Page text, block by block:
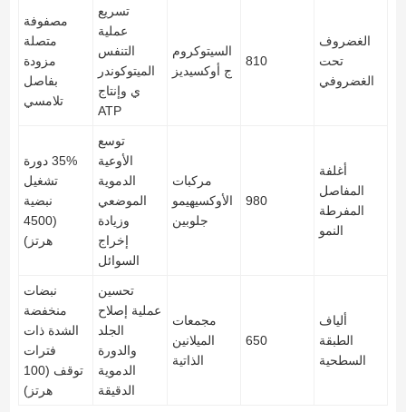
الغضروف
تحت
الغضروفي
810
السيتوكروم
ج أوكسيديز
تسريع
عملية
التنفس
الميتوكوندر
ي وإنتاج
ATP
مصفوفة
متصلة
مزودة
بفاصل
تلامسي
أغلفة
المفاصل
المفرطة
النمو
980
مركبات
الأوكسيهيمو
جلوبين
توسع
الأوعية
الدموية
الموضعي
وزيادة
إخراج
السوائل
35% دورة
تشغيل
نبضية
(4500
هرتز)
ألياف
الطبقة
السطحية
650
مجمعات
الميلانين
الذاتية
تحسين
عملية إصلاح
الجلد
والدورة
الدموية
الدقيقة
نبضات
منخفضة
الشدة ذات
فترات
توقف (100
هرتز)